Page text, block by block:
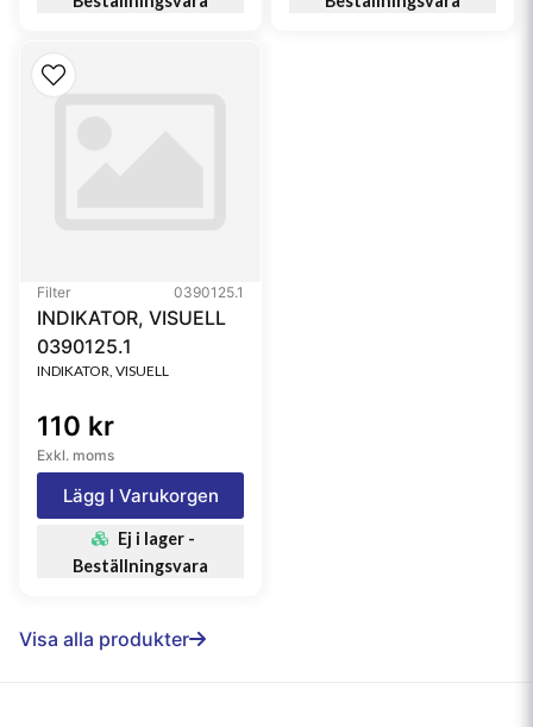
Filter 0390125.1
INDIKATOR, VISUELL
0390125.1
INDIKATOR, VISUELL
110 kr
Exkl. moms
Lägg I Varukorgen
Ej i lager -
Beställningsvara
Visa alla produkter